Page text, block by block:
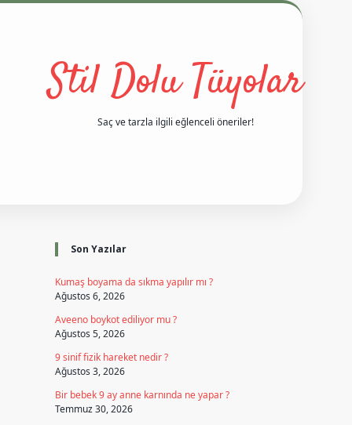
Stil Dolu Tüyolar
Saç ve tarzla ilgili eğlenceli öneriler!
Sidebar
Son Yazılar
Kumaş boyama da sıkma yapılır mı ?
Ağustos 6, 2026
Aveeno boykot ediliyor mu ?
Ağustos 5, 2026
9 sinif fizik hareket nedir ?
Ağustos 3, 2026
Bir bebek 9 ay anne karnında ne yapar ?
Temmuz 30, 2026